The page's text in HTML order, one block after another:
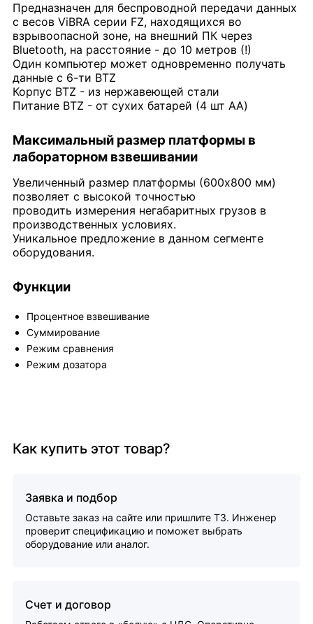
Предназначен для беспроводной передачи данных
с весов ViBRA серии FZ, находящихся во
взрывоопасной зоне, на внешний ПК через
Bluetooth, на расстояние - до 10 метров (!)
Один компьютер может одновременно получать
данные с 6-ти BTZ
Корпус BTZ - из нержавеющей стали
Питание BTZ - от сухих батарей (4 шт AA)
Максимальный размер платформы в
лабораторном взвешивании
Увеличенный размер платформы (600х800 мм)
позволяет с высокой точностью
проводить измерения негабаритных грузов в
производственных условиях.
Уникальное предложение в данном сегменте
оборудования.
Функции
Процентное взвешивание
Суммирование
Режим сравнения
Режим дозатора
Как купить этот товар?
Заявка и подбор
Оставьте заказ на сайте или пришлите ТЗ. Инженер
проверит спецификацию и поможет выбрать
оборудование или аналог.
Счет и договор